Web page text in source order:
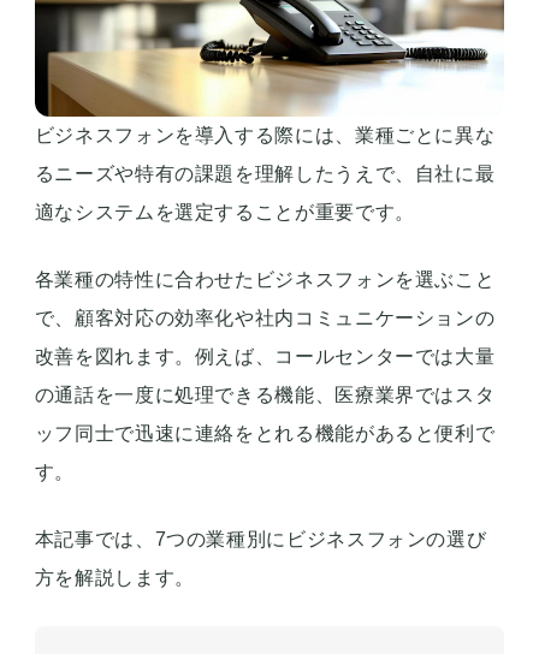
ビジネスフォンを導入する際には、業種ごとに異な
るニーズや特有の課題を理解したうえで、自社に最
適なシステムを選定することが重要です。
各業種の特性に合わせたビジネスフォンを選ぶこと
で、顧客対応の効率化や社内コミュニケーションの
改善を図れます。例えば、コールセンターでは大量
の通話を一度に処理できる機能、医療業界ではスタ
ッフ同士で迅速に連絡をとれる機能があると便利で
す。
本記事では、7つの業種別にビジネスフォンの選び
方を解説します。